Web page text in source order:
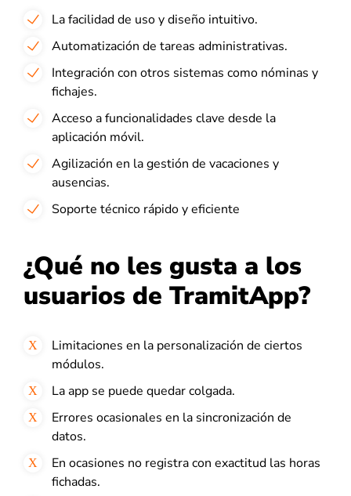
La facilidad de uso y diseño intuitivo.
Automatización de tareas administrativas.
Integración con otros sistemas como nóminas y
fichajes.
Acceso a funcionalidades clave desde la
aplicación móvil.
Agilización en la gestión de vacaciones y
ausencias.
Soporte técnico rápido y eficiente​
¿Qué no les gusta a los
usuarios de TramitApp?
Limitaciones en la personalización de ciertos
módulos.
La app se puede quedar colgada.
Errores ocasionales en la sincronización de
datos.
En ocasiones no registra con exactitud las horas
fichadas.